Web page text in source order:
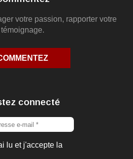
votre passion, rapporter votre
témoignage.
connecté
lu et j'accepte la